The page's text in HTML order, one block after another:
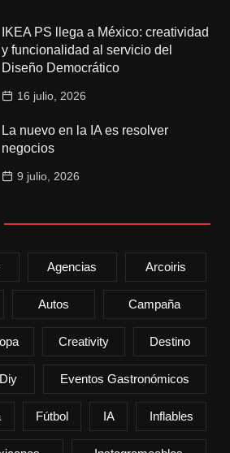
IKEA PS llega a México: creatividad
y funcionalidad al servicio del
Diseño Democrático
16 julio, 2026
La nuevo en la IA es resolver
negocios
9 julio, 2026
Agencias Arcoiris
Autos Campaña
Creativity Destino
Diy Eventos Gastronómicos
Fútbol IA Inflables